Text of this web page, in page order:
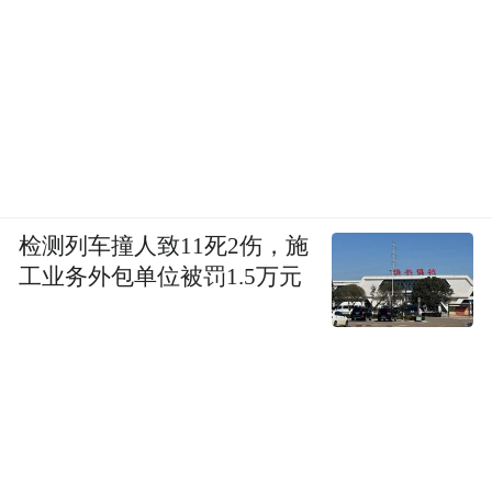
检测列车撞人致11死2伤，施
工业务外包单位被罚1.5万元